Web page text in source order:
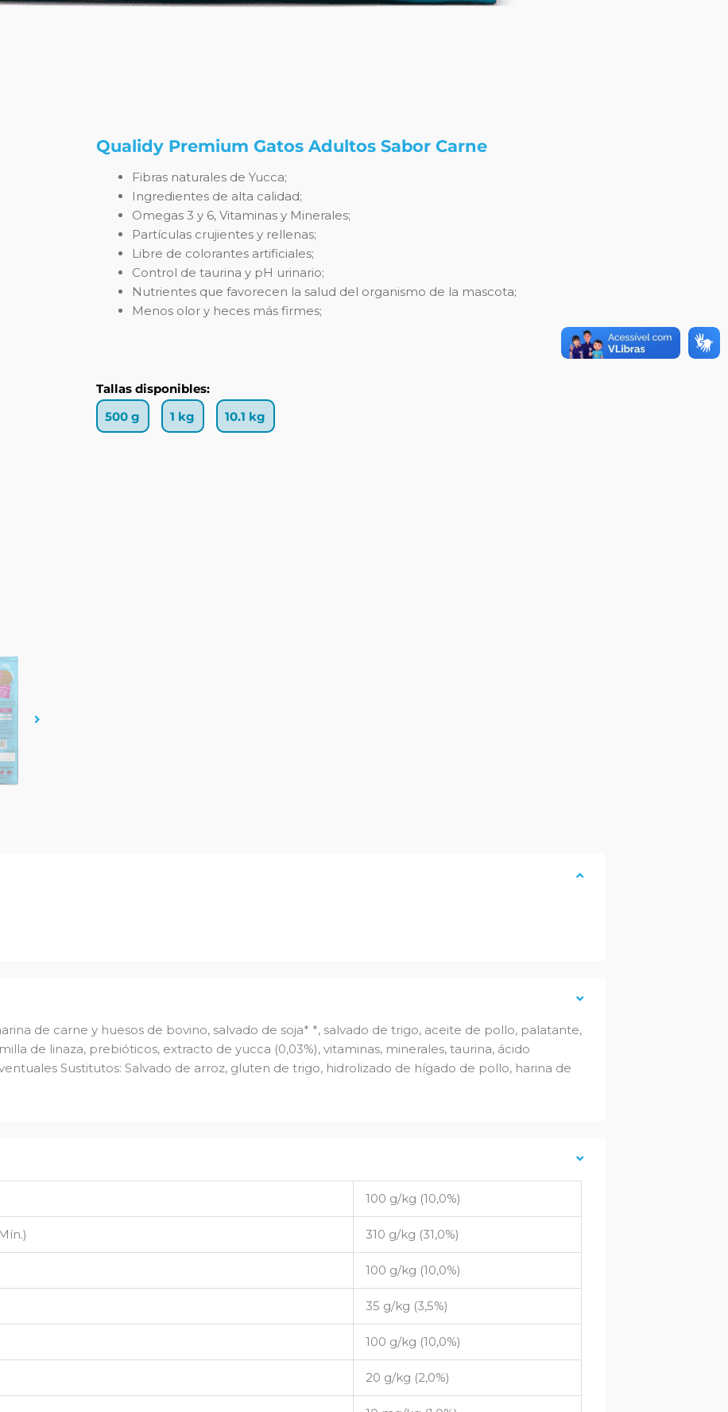
Qualidy Premium Gatos Adultos Sabor Carne
Fibras naturales de Yucca;
Ingredientes de alta calidad;
Omegas 3 y 6, Vitaminas y Minerales;
Partículas crujientes y rellenas;
Libre de colorantes artificiales;
Control de taurina y pH urinario;
Nutrientes que favorecen la salud del organismo de la mascota;
Menos olor y heces más firmes;
Tallas disponibles:
500 g
1 kg 10.1 kg
de carne y huesos de bovino, salvado de soja* *, salvado de trigo, aceite de pollo, palatante,
de linaza, prebióticos, extracto de yucca (0,03%), vitaminas, minerales, taurina, ácido
Sustitutos: Salvado de arroz, gluten de trigo, hidrolizado de hígado de pollo, harina de
100 g/kg (10,0%)
310 g/kg (31,0%)
100 g/kg (10,0%)
35 g/kg (3,5%)
100 g/kg (10,0%)
20 g/kg (2,0%)